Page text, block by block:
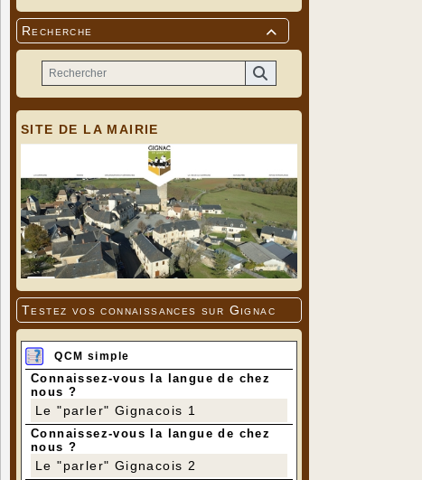

Recherche
SITE DE LA MAIRIE
Testez vos connaissances sur Gignac
QCM simple
Connaissez-vous la langue de chez
nous ?
Le "parler" Gignacois 1
Connaissez-vous la langue de chez
nous ?
Le "parler" Gignacois 2